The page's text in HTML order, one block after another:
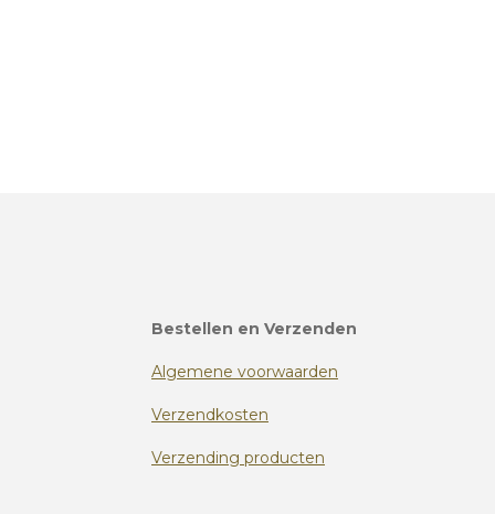
Bestellen en Verzenden
Algemene voorwaarden
Verzendkosten
Verzending producten